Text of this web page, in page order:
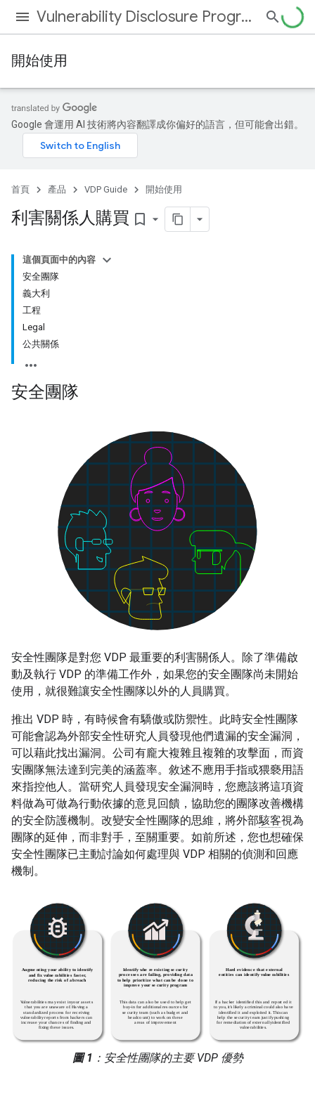
Vulnerability Disclosure Program
開始使用
Google 會運用 AI 技術將內容翻譯成你偏好的語言，但可能會出錯。
首頁 產品 VDP Guide 開始使用
利害關係人購買 bookmark_border
這個頁面中的內容
安全團隊
義大利
工程
Legal
公共關係
安全團隊
安全性團隊是對您 VDP 最重要的利害關係人。除了準備啟
動及執行 VDP 的準備工作外，如果您的安全團隊尚未開始
使用，就很難讓安全性團隊以外的人員購買。
推出 VDP 時，有時候會有驕傲或防禦性。此時安全性團隊
可能會認為外部安全性研究人員發現他們遺漏的安全漏洞，
可以藉此找出漏洞。公司有龐大複雜且複雜的攻擊面，而資
安團隊無法達到完美的涵蓋率。敘述不應用手指或猥褻用語
來指控他人。當研究人員發現安全漏洞時，您應該將這項資
料做為可做為行動依據的意見回饋，協助您的團隊改善機構
的安全防護機制。改變安全性團隊的思維，將外部駭客視為
團隊的延伸，而非對手，至關重要。如前所述，您也想確保
安全性團隊已主動討論如何處理與 VDP 相關的偵測和回應
機制。
圖 1 ：安全性團隊的主要 VDP 優勢